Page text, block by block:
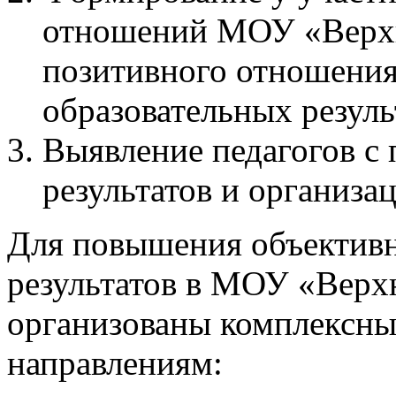
отношений МОУ
позитивного
образовательных
Выявление педагогов
результатов и
Для повышения
результатов в МОУ
организованы
направлениям: